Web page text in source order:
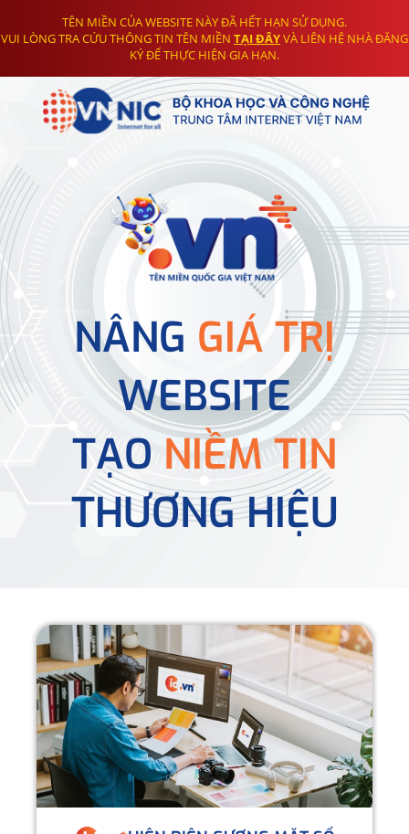
TÊN MIỀN CỦA WEBSITE NÀY ĐÃ HẾT HẠN SỬ DỤNG.
VUI LÒNG TRA CỨU THÔNG TIN TÊN MIỀN TẠI ĐÂYVÀ LIÊN HỆ NHÀ ĐĂNG
KÝ ĐỂ THỰC HIỆN GIA HẠN.
NÂNG GIÁ TRỊ
WEBSITE
TẠONIỀM TIN
THƯƠNG HIỆU